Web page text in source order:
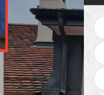
Devis changement de
tuile Suisse